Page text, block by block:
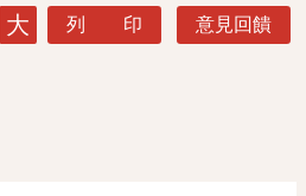
大 列 印 意見回饋